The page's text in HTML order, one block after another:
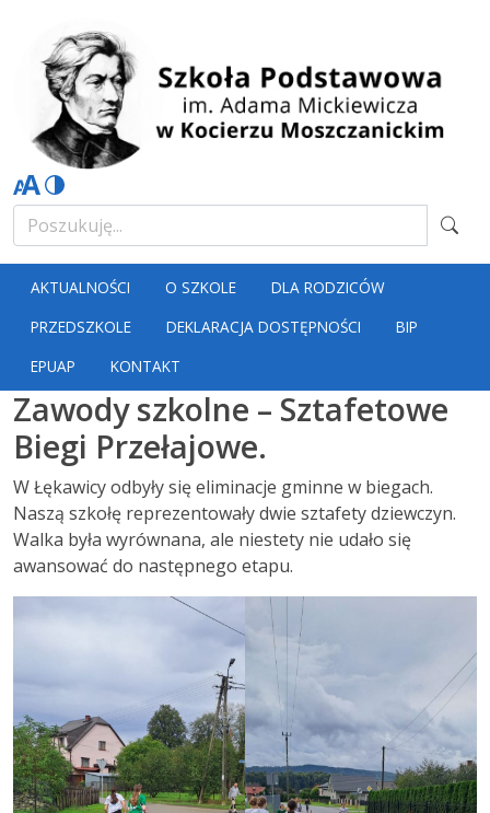
AKTUALNOŚCI O SZKOLE
DLA RODZICÓW
PRZEDSZKOLE
DEKLARACJA DOSTĘPNOŚCI
BIP
EPUAP
KONTAKT
Zawody szkolne – Sztafetowe
Biegi Przełajowe.
W Łękawicy odbyły się eliminacje gminne w biegach.
Naszą szkołę reprezentowały dwie sztafety dziewczyn.
Walka była wyrównana, ale niestety nie udało się
awansować do następnego etapu.